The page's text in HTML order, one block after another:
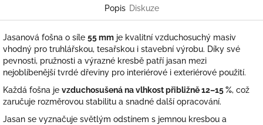
Popis Diskuze
Jasanová fošna o síle 55 mm je kvalitní vzduchosuchý masiv
vhodný pro truhlářskou, tesařskou i stavební výrobu. Díky své
pevnosti, pružnosti a výrazné kresbě patří jasan mezi
nejoblíbenější tvrdé dřeviny pro interiérové i exteriérové použití.
Každá fošna je vzduchosušená na vlhkost přibližně 12–15 %, což
zaručuje rozměrovou stabilitu a snadné další opracování.
Jasan se vyznačuje světlým odstínem s jemnou kresbou a